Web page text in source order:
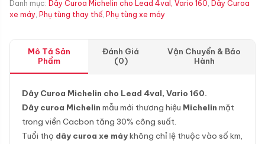
Danh mục: Dây Curoa Michelin cho Lead 4val, Vario 160, Dây Curoa
xe máy, Phụ tùng thay thế, Phụ tùng xe máy
Mô Tả Sản
Phẩm
Đánh Giá
(0)
Vận Chuyển & Bảo
Hành
Dây Curoa Michelin cho Lead 4val, Vario 160.
Dây curoa Michelin mẫu mới thương hiệu Michelin mặt
trong viền Cacbon tăng 30% công suất.
Tuổi thọ dây curoa xe máykhông chỉ lệ thuộc vào số km,